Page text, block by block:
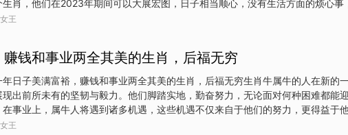
生肖，他们在2023年期间可以大展宏图，日子相当顺心，没有生活方面的烦心事
以把自己的日子过得有声有色，没啥困难。生肖猴属猴的人聪明伶俐，擅长与人打
情也都能够有清晰的方向感，能在2023年这一整年内把自己的家庭打点好，还可
越做越红火，总而言之，他们的日子没啥压力，而且各种各样好事接连发生。生
的人生信条是积极正派的，而且还非常的有意志力，能够寻找新的乐趣，还能在
细微的机遇，低调之中也是一个特别有本领的人，2023全年他们的家宅特别安宁
么大事发生，但是自己的事业进步
王
钱和事业两全其美的生肖，后福无穷
年日子美满富裕，赚钱和事业两全其美的生肖，后福无穷生肖牛属牛的人在新的
现出前所未有的坚韧与毅力。他们脚踏实地，勤奋努力，无论面对何种困难都能
在事业上，属牛人将遇到诸多机遇，这些机遇不仅来自于他们的努力，更得益于
累的人脉和资源。通过精准的判断和果断的决策，属牛人将在新的一年里取得显著
王